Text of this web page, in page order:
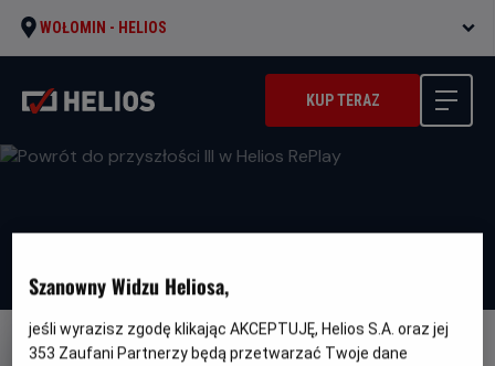
WOŁOMIN - HELIOS
KUP TERAZ
Szanowny Widzu Heliosa,
jeśli wyrazisz zgodę klikając AKCEPTUJĘ, Helios S.A. oraz jej
353 Zaufani Partnerzy będą przetwarzać Twoje dane